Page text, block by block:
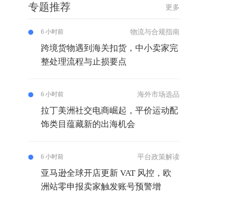
专题推荐 更多
6 小时前 物流与合规指南
跨境货物遇到海关扣货，中小卖家完
整处理流程与止损要点
6 小时前 海外市场选品
拉丁美洲社交电商崛起，平价运动配
饰类目蕴藏新的出海机会
6 小时前 平台政策解读
亚马逊全球开店更新 VAT 风控，欧
洲站零申报卖家触发账号预警增